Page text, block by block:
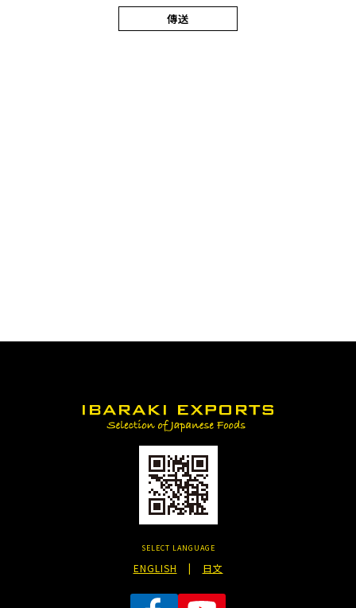
SELECT LANGUAGE
ENGLISH | 日文